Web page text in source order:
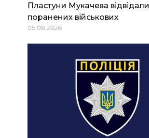
Пластуни Мукачева відвідали
поранених військових
05.08.2026